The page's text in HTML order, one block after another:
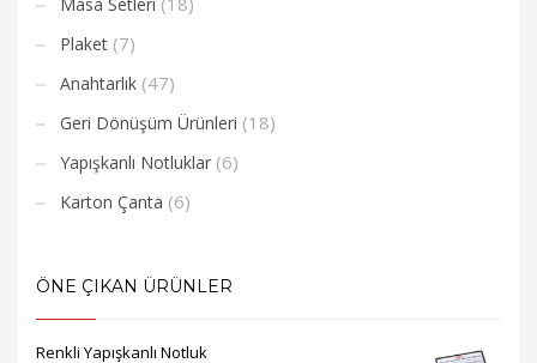
Plaket (7)
Anahtarlık (47)
Geri Dönüşüm Ürünleri (18)
Yapışkanlı Notluklar (6)
Karton Çanta (6)
ÖNE ÇIKAN ÜRÜNLER
Renkli Yapışkanlı Notluk